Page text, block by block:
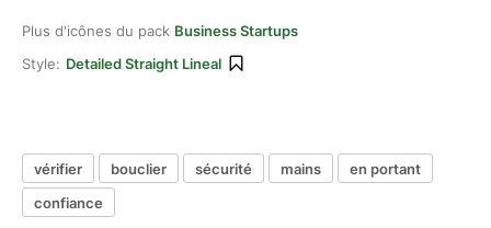
Plus d'icônes du pack Business Startups
Style: Detailed Straight Lineal
vérifier bouclier sécurité mains
en portant
confiance